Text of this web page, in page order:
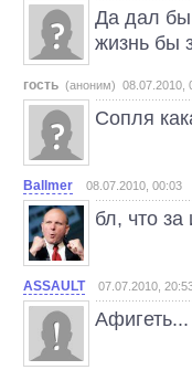
Да дал бы
жизнь бы
гость (аноним) 08.07.2010,
Сопля
Ballmer 08.07.2010, 00:03
бл, что
ASSAULT 07.07.2010,
Афигеть...